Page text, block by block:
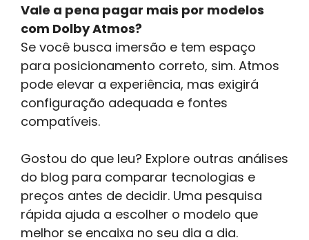
Vale a pena pagar mais por modelos
com Dolby Atmos?
Se você busca imersão e tem espaço
para posicionamento correto, sim. Atmos
pode elevar a experiência, mas exigirá
configuração adequada e fontes
compatíveis.
Gostou do que leu? Explore outras análises
do blog para comparar tecnologias e
preços antes de decidir. Uma pesquisa
rápida ajuda a escolher o modelo que
melhor se encaixa no seu dia a dia.